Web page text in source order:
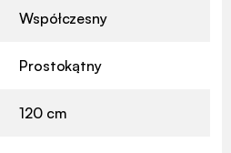
Współczesny
Prostokątny
120 cm